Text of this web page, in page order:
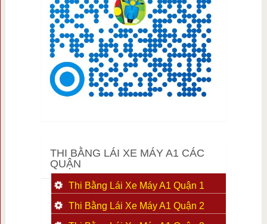
THI BẰNG LÁI XE MÁY A1 CÁC
QUẬN
Thi Bằng Lái Xe Máy A1 Quận 1
Thi Bằng Lái Xe Máy A1 Quận 2